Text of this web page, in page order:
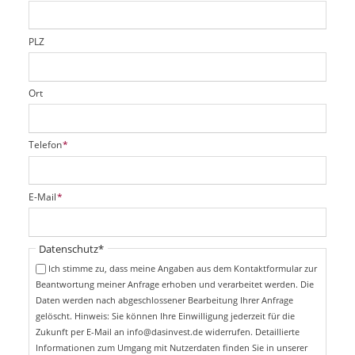
e
d
PLZ
Ort
P
f
i
c
t
f
Telefon*
P
f
i
E-Mail*
Pflichtfeld
Datenschutz*
Ich stimme zu, dass meine Angaben aus dem Kontaktformular zur
Beantwortung meiner Anfrage erhoben und verarbeitet werden. Die
Daten werden nach abgeschlossener Bearbeitung Ihrer Anfrage
gelöscht. Hinweis: Sie können Ihre Einwilligung jederzeit für die
Zukunft per E-Mail an info@dasinvest.de widerrufen. Detaillierte
Informationen zum Umgang mit Nutzerdaten finden Sie in unserer